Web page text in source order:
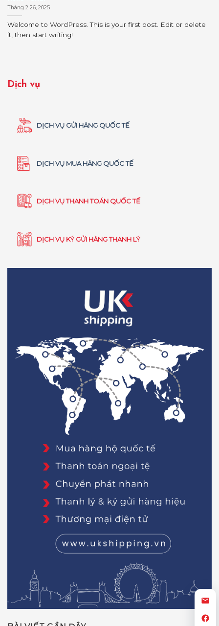
Tháng 2 26, 2025
Welcome to WordPress. This is your first post. Edit or delete
it, then start writing!
Dịch vụ
DỊCH VỤ GỬI HÀNG QUỐC TẾ
DỊCH VỤ MUA HÀNG QUỐC TẾ
DỊCH VỤ THANH TOÁN QUỐC TẾ
DỊCH VỤ KÝ GỬI HÀNG THANH LÝ